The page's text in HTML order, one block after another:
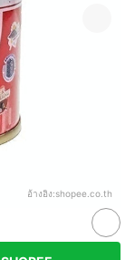
อ้างอิง:shopee.co.th